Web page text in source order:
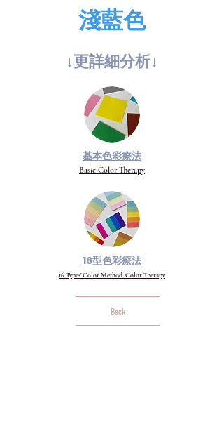
淺藍色
↓更詳​細分析↓
基本色彩療法
Basic Color Therapy
16型色彩療法
16 Types' Color Method Color Therapy
Back